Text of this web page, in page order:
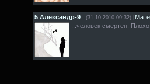
5 Александр-9 (31.10.2010 09:32) [
...человек смертен.